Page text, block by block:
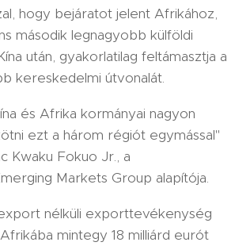
hogy bejáratot jelent Afrikához,
második legnagyobb külföldi
után, gyakorlatilag feltámasztja a
kereskedelmi útvonalát.
és Afrika kormányai nagyon
ezt a három régiót egymással"
Kwaku Fokuo Jr., a
Markets Group alapítója.
nélküli exporttevékenység
mintegy 18 milliárd eurót